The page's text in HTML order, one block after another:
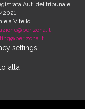
Aut. del tribunale
2021
Vitello
settings
alla